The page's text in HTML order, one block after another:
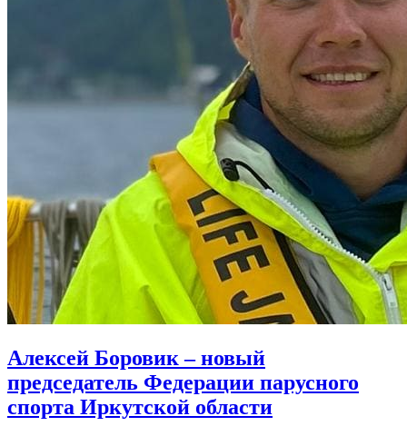
Алексей Боровик – новый
председатель Федерации парусного
спорта Иркутской области